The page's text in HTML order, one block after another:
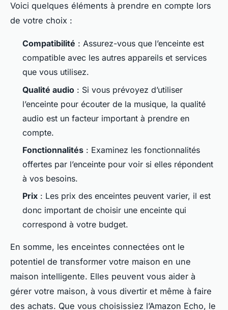
Voici quelques éléments à prendre en compte lors
de votre choix :
Compatibilité : Assurez-vous que l’enceinte est
compatible avec les autres appareils et services
que vous utilisez.
Qualité audio : Si vous prévoyez d’utiliser
l’enceinte pour écouter de la musique, la qualité
audio est un facteur important à prendre en
compte.
Fonctionnalités : Examinez les fonctionnalités
offertes par l’enceinte pour voir si elles répondent
à vos besoins.
Prix : Les prix des enceintes peuvent varier, il est
donc important de choisir une enceinte qui
correspond à votre budget.
En somme, les enceintes connectées ont le
potentiel de transformer votre maison en une
maison intelligente. Elles peuvent vous aider à
gérer votre maison, à vous divertir et même à faire
des achats. Que vous choisissiez l’Amazon Echo, le